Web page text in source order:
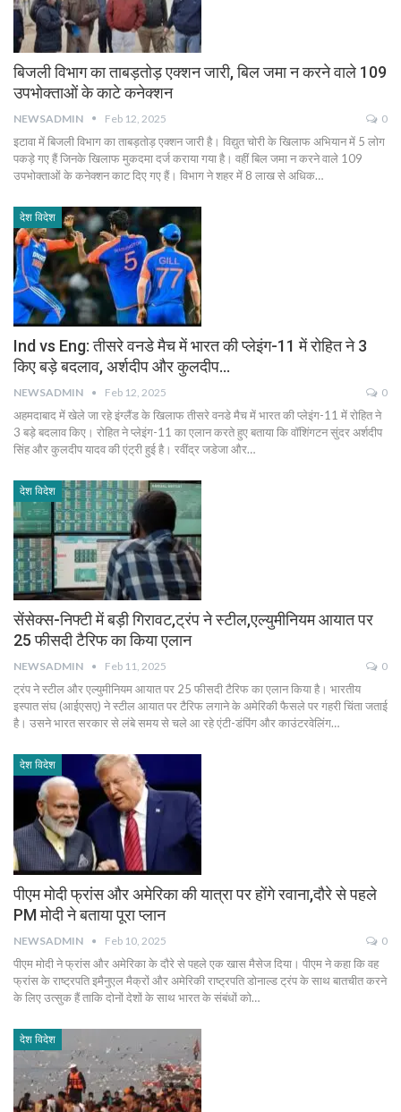
बिजली विभाग का ताबड़तोड़ एक्शन जारी, बिल जमा न करने वाले 109
उपभोक्ताओं के काटे कनेक्शन
NEWSADMIN Feb 12, 2025 0
इटावा में बिजली विभाग का ताबड़तोड़ एक्शन जारी है। विद्युत चोरी के खिलाफ अभियान में 5 लोग
पकड़े गए हैं जिनके खिलाफ मुकदमा दर्ज कराया गया है। वहीं बिल जमा न करने वाले 109
उपभोक्ताओं के कनेक्शन काट दिए गए हैं। विभाग ने शहर में 8 लाख से अधिक…
देश विदेश
Ind vs Eng: तीसरे वनडे मैच में भारत की प्लेइंग-11 में रोहित ने 3
किए बड़े बदलाव, अर्शदीप और कुलदीप…
NEWSADMIN Feb 12, 2025 0
अहमदाबाद में खेले जा रहे इंग्लैंड के खिलाफ तीसरे वनडे मैच में भारत की प्लेइंग-11 में रोहित ने
3 बड़े बदलाव किए। रोहित ने प्लेइंग-11 का एलान करते हुए बताया कि वॉशिंगटन सुंदर अर्शदीप
सिंह और कुलदीप यादव की एंट्री हुई है। रवींद्र जडेजा और…
देश विदेश
सेंसेक्स-निफ्टी में बड़ी गिरावट,ट्रंप ने स्टील,एल्युमीनियम आयात पर
25 फीसदी टैरिफ का किया एलान
NEWSADMIN Feb 11, 2025 0
ट्रंप ने स्टील और एल्युमीनियम आयात पर 25 फीसदी टैरिफ का एलान किया है। भारतीय
इस्पात संघ (आईएसए) ने स्टील आयात पर टैरिफ लगाने के अमेरिकी फैसले पर गहरी चिंता जताई
है। उसने भारत सरकार से लंबे समय से चले आ रहे एंटी-डंपिंग और काउंटरवेलिंग…
देश विदेश
पीएम मोदी फ्रांस और अमेरिका की यात्रा पर होंगे रवाना,दौरे से पहले
PM मोदी ने बताया पूरा प्लान
NEWSADMIN Feb 10, 2025 0
पीएम मोदी ने फ्रांस और अमेरिका के दौरे से पहले एक खास मैसेज दिया। पीएम ने कहा कि वह
फ्रांस के राष्ट्रपति इमैनुएल मैक्रों और अमेरिकी राष्ट्रपति डोनाल्ड ट्रंप के साथ बातचीत करने
के लिए उत्सुक हैं ताकि दोनों देशों के साथ भारत के संबंधों को…
देश विदेश